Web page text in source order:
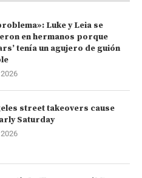
Luke y Leia se
en hermanos porque
tenía un agujero de guión
street takeovers cause
Saturday